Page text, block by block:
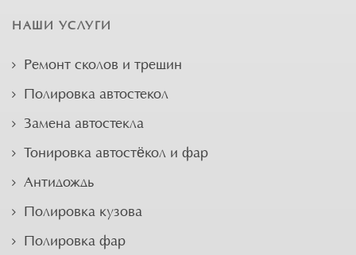
НАШИ УСЛУГИ
Ремонт сколов и трещин
Полировка автостекол
Замена автостекла
Тонировка автостёкол и фар
Антидождь
Полировка кузова
Полировка фар